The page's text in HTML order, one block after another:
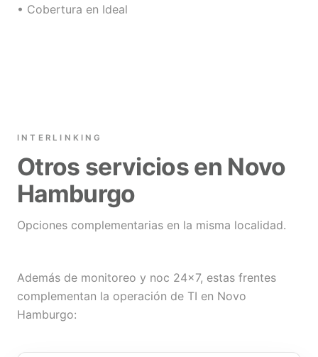
• Cobertura en Ideal
INTERLINKING
Otros servicios en Novo
Hamburgo
Opciones complementarias en la misma localidad.
Además de monitoreo y noc 24×7, estas frentes
complementan la operación de TI en Novo
Hamburgo: